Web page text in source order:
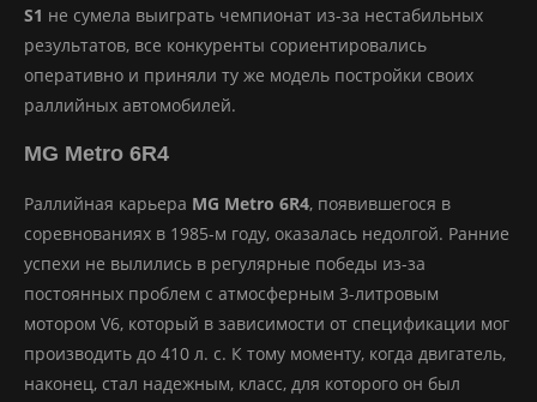
S1 не сумела выиграть чемпионат из-за нестабильных
результатов, все конкуренты сориентировались
оперативно и приняли ту же модель постройки своих
раллийных автомобилей.
MG Metro 6R4
Раллийная карьера MG Metro 6R4, появившегося в
соревнованиях в 1985-м году, оказалась недолгой. Ранние
успехи не вылились в регулярные победы из-за
постоянных проблем с атмосферным 3-литровым
мотором V6, который в зависимости от спецификации мог
производить до 410 л. с. К тому моменту, когда двигатель,
наконец, стал надежным, класс, для которого он был